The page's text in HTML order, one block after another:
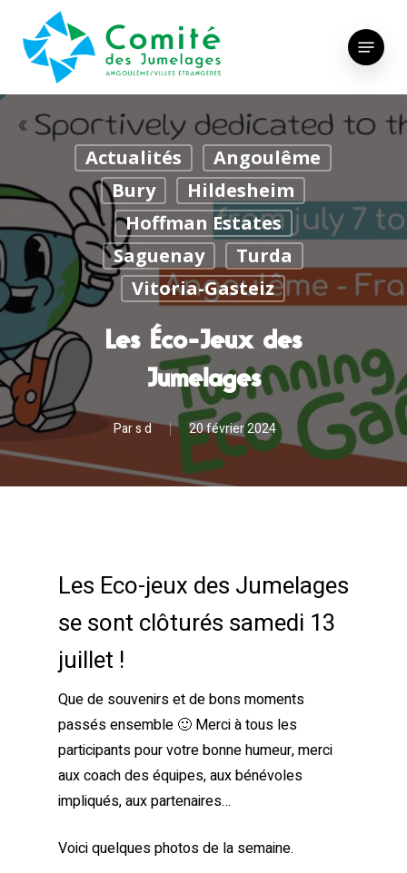
main
Menu
Actualités
Angoulême
Bury
Hildesheim
Hoffman Estates
Saguenay
Turda
Vitoria-Gasteiz
Les Éco-Jeux des
Jumelages
Pars d 20 février 2024
Les Eco-jeux des Jumelages
se sont clôturés samedi 13
juillet !
Que de souvenirs et de bons moments
passés ensemble 🙂 Merci à tous les
participants pour votre bonne humeur, merci
aux coach des équipes, aux bénévoles
impliqués, aux partenaires…
Voici quelques photos de la semaine.